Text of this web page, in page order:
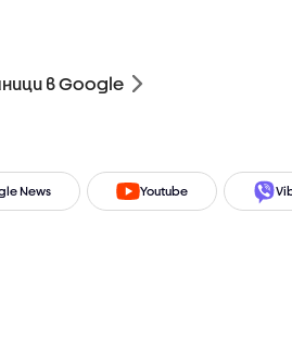
в Google
News Youtube